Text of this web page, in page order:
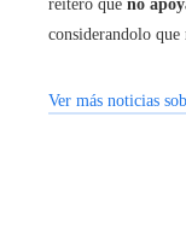
reiteró que no
considerandolo que
Ver más noticias